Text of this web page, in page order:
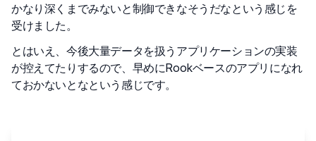
かなり深くまでみないと制御できなそうだなという感じを
受けました。
とはいえ、今後大量データを扱うアプリケーションの実装
が控えてたりするので、早めにRookベースのアプリになれ
ておかないとなという感じです。